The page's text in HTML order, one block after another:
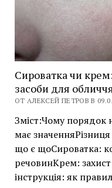
Сироватка чи
засоби для
ОТ АЛЕКСЕЙ ПЕТРОВ В
Зміст:Чому порядок
має
що є щоСироватка:
речовинКрем:
інструкція: як